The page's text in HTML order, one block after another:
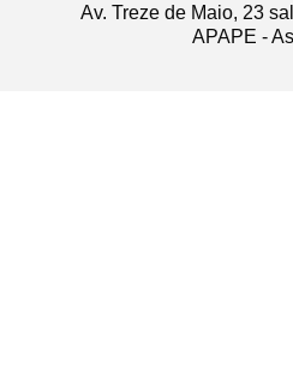
Av. Treze de Maio, 23
APAPE -